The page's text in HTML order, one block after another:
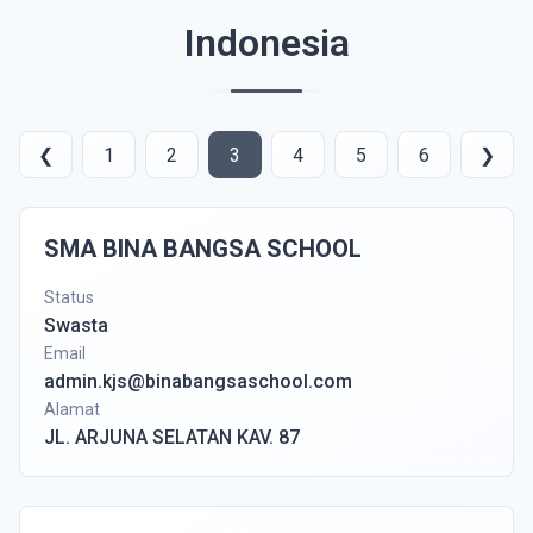
Indonesia
❮ 1 2 3 4 5 6 ❯
SMA BINA BANGSA SCHOOL
Status
Swasta
Email
admin.kjs@binabangsaschool.com
Alamat
JL. ARJUNA SELATAN KAV. 87